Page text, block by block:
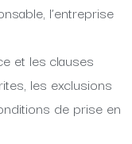
l’entreprise
et les clauses
les exclusions
de prise en